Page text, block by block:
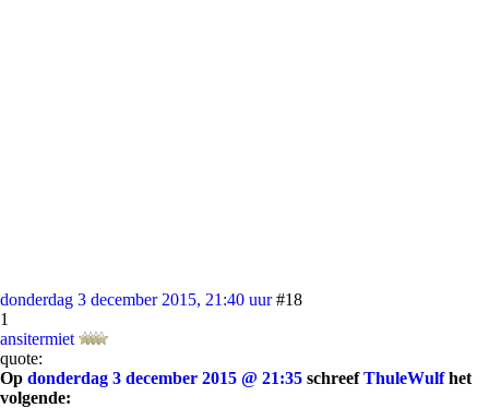
donderdag 3 december 2015, 21:40 uur #18
1
ansitermiet
quote:
Op donderdag 3 december 2015 @ 21:35 schreefThuleWulfhet
volgende: